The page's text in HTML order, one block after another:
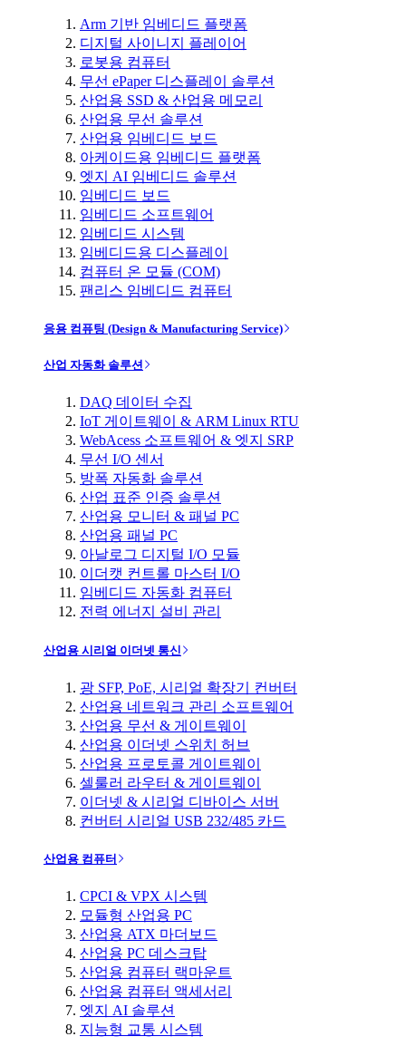
Arm 기반 임베디드 플랫폼
디지털 사이니지 플레이어
로봇용 컴퓨터
무선 ePaper 디스플레이 솔루션
산업용 SSD & 산업용 메모리
산업용 무선 솔루션
산업용 임베디드 보드
아케이드용 임베디드 플랫폼
엣지 AI 임베디드 솔루션
임베디드 보드
임베디드 소프트웨어
임베디드 시스템
임베디드용 디스플레이
컴퓨터 온 모듈 (COM)
팬리스 임베디드 컴퓨터
응용 컴퓨팅 (Design & Manufacturing Service)
산업 자동화 솔루션
DAQ 데이터 수집
IoT 게이트웨이 & ARM Linux RTU
WebAcess 소프트웨어 & 엣지 SRP
무선 I/O 센서
방폭 자동화 솔루션
산업 표준 인증 솔루션
산업용 모니터 & 패널 PC
산업용 패널 PC
아날로그 디지털 I/O 모듈
이더캣 컨트롤 마스터 I/O
임베디드 자동화 컴퓨터
전력 에너지 설비 관리
산업용 시리얼 이더넷 통신
광 SFP, PoE, 시리얼 확장기 컨버터
산업용 네트워크 관리 소프트웨어
산업용 무선 & 게이트웨이
산업용 이더넷 스위치 허브
산업용 프로토콜 게이트웨이
셀룰러 라우터 & 게이트웨이
이더넷 & 시리얼 디바이스 서버
컨버터 시리얼 USB 232/485 카드
산업용 컴퓨터
CPCI & VPX 시스템
모듈형 산업용 PC
산업용 ATX 마더보드
산업용 PC 데스크탑
산업용 컴퓨터 랙마운트
산업용 컴퓨터 액세서리
엣지 AI 솔루션
지능형 교통 시스템